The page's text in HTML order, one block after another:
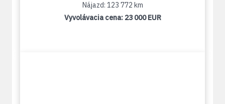
Nájazd: 123 772 km
Vyvolávacia cena: 23 000 EUR